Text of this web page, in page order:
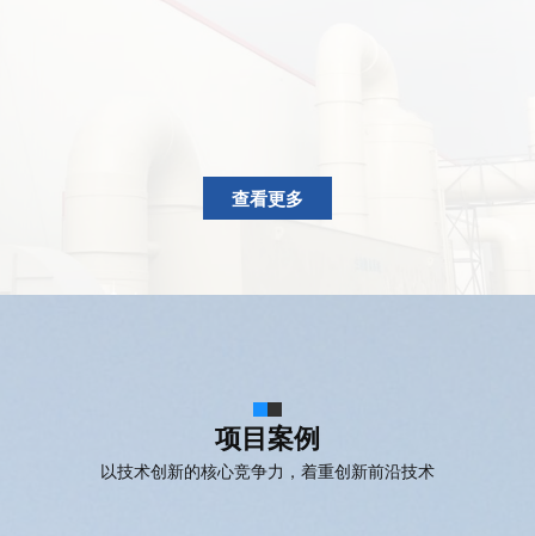
查看更多
项目案例
以技术创新的核心竞争力，着重创新前沿技术